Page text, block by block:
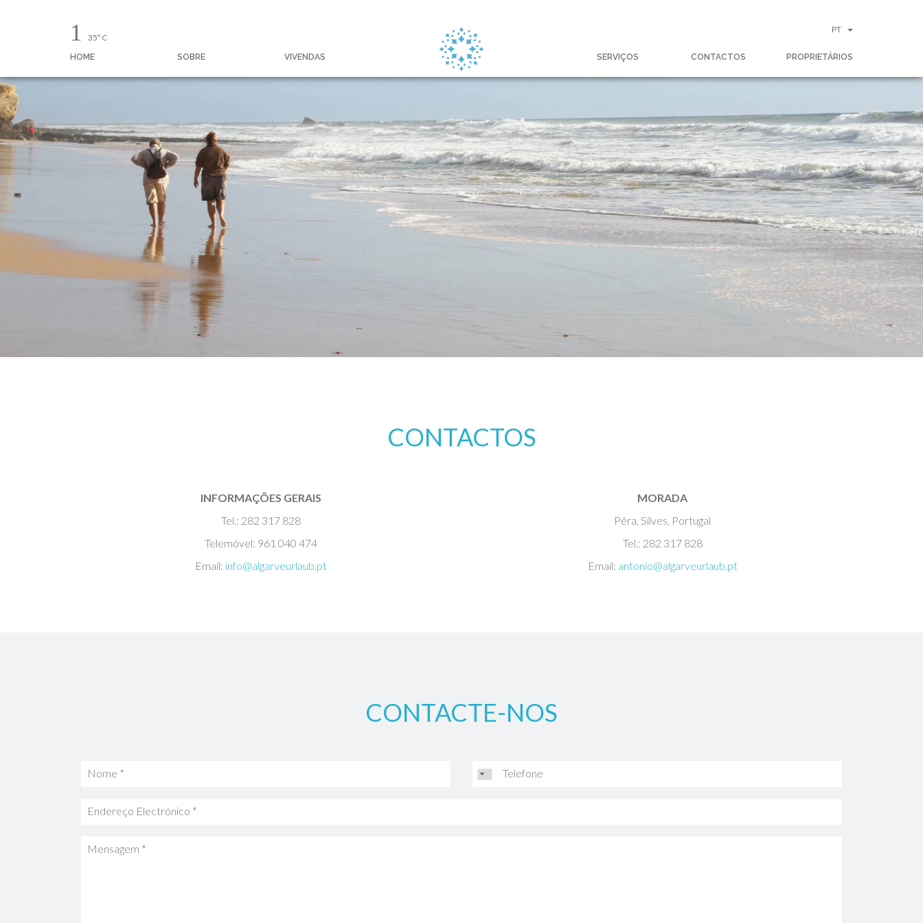
35º C
PT
HOME SOBRE VIVENDAS SERVIÇOS CONTACTOS PROPRIETÁRIOS
CONTACTOS
INFORMAÇÕES GERAIS
Tel.: 282 317 828
Telemóvel: 961 040 474
Email: info@algarveurlaub.pt
MORADA
Pêra, Silves, Portugal
Tel.: 282 317 828
Email: antonio@algarveurlaub.pt
CONTACTE-NOS
Nome * Telefone
Endereço Electrónico *
Mensagem *